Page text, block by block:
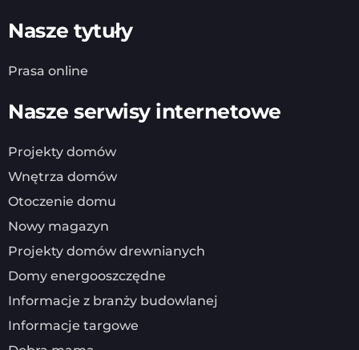
Nasze tytuły
Prasa online
Nasze serwisy internetowe
Projekty domów
Wnętrza domów
Otoczenie domu
Nowy magazyn
Projekty domów drewnianych
Domy energooszczędne
Informacje z branży budowlanej
Informacje targowe